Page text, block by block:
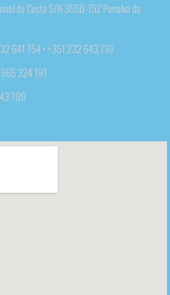
da Costa S/N 3550-152 Penalva do
641 754 • +351 232 643 710
324 191
709